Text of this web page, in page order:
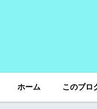
ホーム このブロ